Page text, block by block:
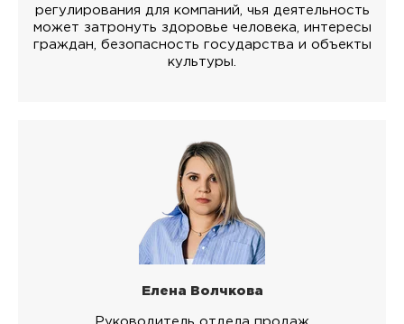
регулирования для компаний, чья деятельность
может затронуть здоровье человека, интересы
граждан, безопасность государства и объекты
культуры.
Елена Волчкова